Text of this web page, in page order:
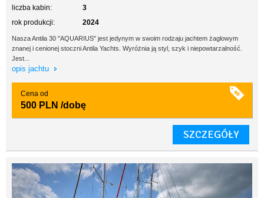
liczba kabin:
3
rok produkcji:
2024
Nasza Antila 30 "AQUARIUS" jest jedynym w swoim rodzaju jachtem żaglowym
znanej i cenionej stoczni Antila Yachts. Wyróżnia ją styl, szyk i niepowtarzalność.
Jest...
opis jachtu
Cena od
500 PLN /dobę
SZCZEGÓŁY